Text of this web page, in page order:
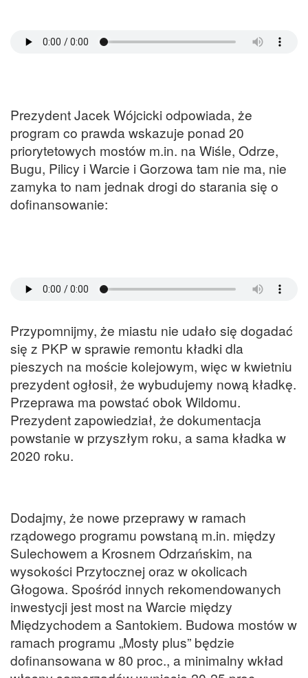
Prezydent Jacek Wójcicki odpowiada, że
program co prawda wskazuje ponad 20
priorytetowych mostów m.in. na Wiśle, Odrze,
Bugu, Pilicy i Warcie i Gorzowa tam nie ma, nie
zamyka to nam jednak drogi do starania się o
dofinansowanie:
Przypomnijmy, że miastu nie udało się dogadać
się z PKP w sprawie remontu kładki dla
pieszych na moście kolejowym, więc w kwietniu
prezydent ogłosił, że wybudujemy nową kładkę.
Przeprawa ma powstać obok Wildomu.
Prezydent zapowiedział, że dokumentacja
powstanie w przyszłym roku, a sama kładka w
2020 roku.
Dodajmy, że nowe przeprawy w ramach
rządowego programu powstaną m.in. między
Sulechowem a Krosnem Odrzańskim, na
wysokości Przytocznej oraz w okolicach
Głogowa. Spośród innych rekomendowanych
inwestycji jest most na Warcie między
Międzychodem a Santokiem. Budowa mostów w
ramach programu „Mosty plus” będzie
dofinansowana w 80 proc., a minimalny wkład